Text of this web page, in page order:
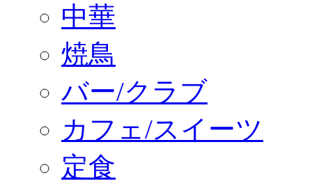
中華
焼鳥
バー/クラブ
カフェ/スイーツ
定食